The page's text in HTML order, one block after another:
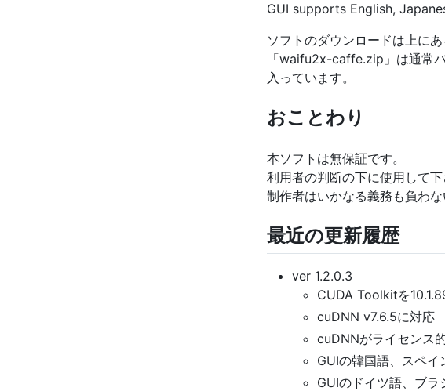
GUI supports English,
ソフトのダウンロードは上に
「waifu2x-caffe.zip」は通常
入っています。
おことわり
本ソフトは無保証です。
利用者の判断の下に使用して下
制作者はいかなる義務も負わな
最近の更新履歴
ver 1.2.0.3
CUDA Toolkitを
cuDNN v7.6.5に対応
cuDNNがライセンス
GUIの韓国語、スペイ
GUIのドイツ語、ブ